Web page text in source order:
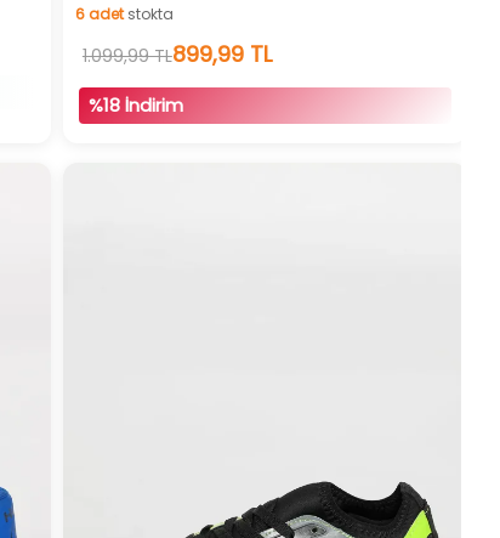
6adetstokta
6 adet stokta
1.099,99 TL899,99 TL
%18 İndirim